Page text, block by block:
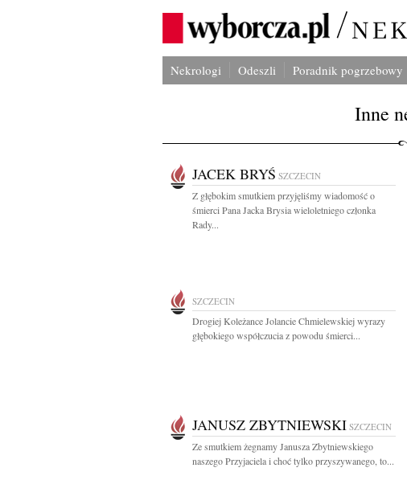
Nekrologi Odeszli Poradnik pogrzebowy
Inne
JACEK BRYŚ SZCZECIN
Z głębokim smutkiem przyjęliśmy wiadomość o
śmierci Pana Jacka Brysia wieloletniego członka
Rady...
SZCZECIN
Drogiej Koleżance Jolancie Chmielewskiej wyrazy
głębokiego współczucia z powodu śmierci...
JANUSZ ZBYTNIEWSKI SZCZECIN
Ze smutkiem żegnamy Janusza Zbytniewskiego
naszego Przyjaciela i choć tylko przyszywanego, to...